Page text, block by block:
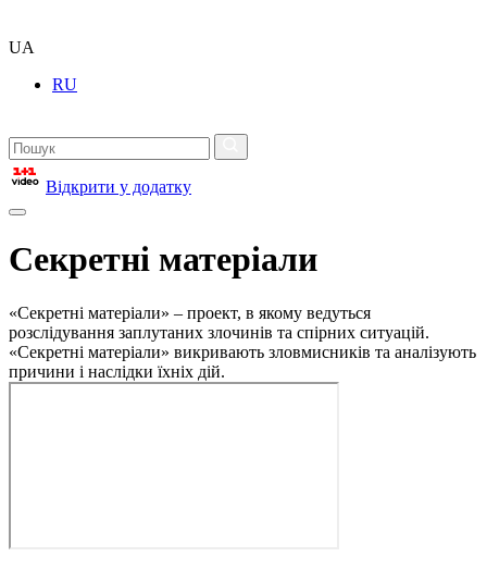
UA
RU
Відкрити у додатку
Секретні матеріали
«Секретні матеріали» – проект, в якому ведуться
розслідування заплутаних злочинів та спірних ситуацій.
«Секретні матеріали» викривають зловмисників та аналізують
причини і наслідки їхніх дій.